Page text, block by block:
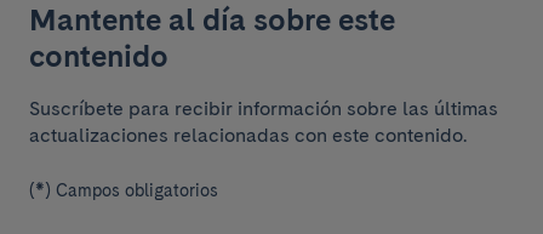
Mantente al día sobre este
contenido
Suscríbete para recibir información sobre las últimas
actualizaciones relacionadas con este contenido.
(*) Campos obligatorios